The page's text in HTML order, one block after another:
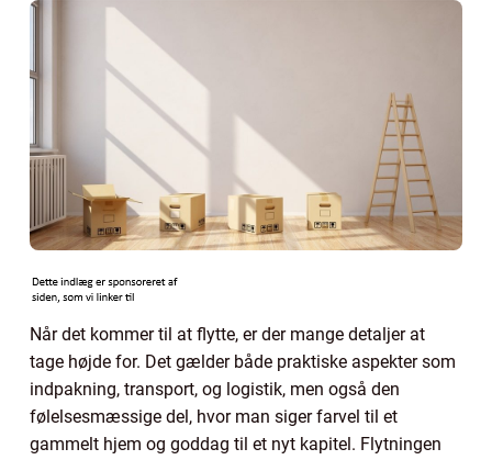
Når det kommer til at flytte, er der mange detaljer at
tage højde for. Det gælder både praktiske aspekter som
indpakning, transport, og logistik, men også den
følelsesmæssige del, hvor man siger farvel til et
gammelt hjem og goddag til et nyt kapitel. Flytningen